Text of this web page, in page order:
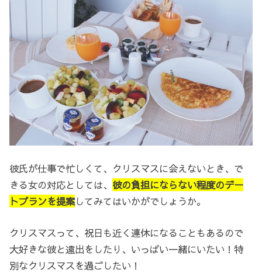
彼氏が仕事で忙しくて、クリスマスに会えないとき、で
きる女の対応としては、彼の負担にならない程度のデー
トプランを提案してみてはいかがでしょうか。
クリスマスって、祝日も近く連休になることもあるので
大好きな彼と遠出をしたり、いっぱい一緒にいたい！特
別なクリスマスを過ごしたい！